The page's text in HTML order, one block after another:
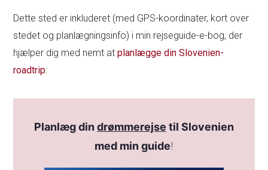
Dette sted er inkluderet (med GPS-koordinater, kort over
stedet og planlægningsinfo) i min rejseguide-e-bog, der
hjælper dig med nemt atplanlægge din Slovenien-
roadtrip:
Planlæg dindrømmerejse til Slovenien
med min guide!